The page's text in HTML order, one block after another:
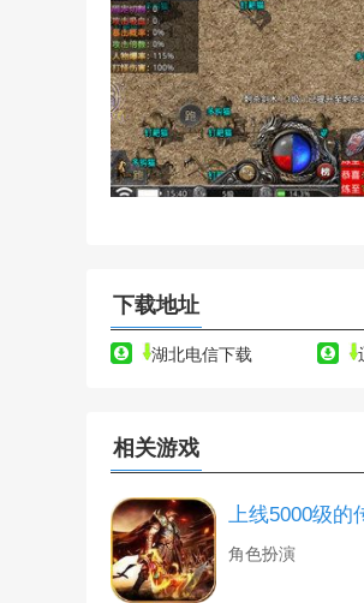
下载地址
湖北电信下载
相关游戏
上线5000级的
角色扮演